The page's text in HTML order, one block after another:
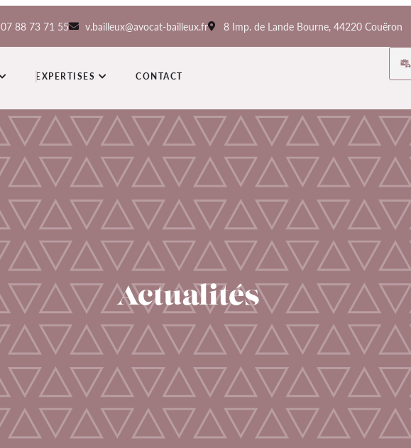
07 88 73 71 55 v.bailleux@avocat-bailleux.fr 8 Imp. de Lande Bourne, 44220 Couëron
EXPERTISES CONTACT
Actualités